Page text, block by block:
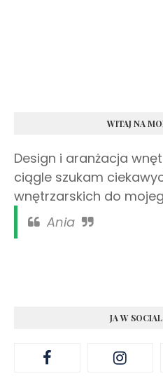
WITAJ NA
Design i aranżacja
ciągle szukam
wnętrzarskich do
Ania
JA W